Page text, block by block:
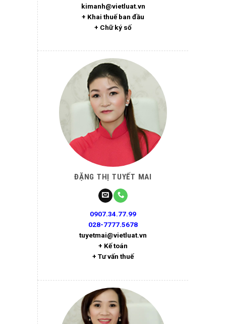
kimanh@vietluat.vn
+ Khai thuế ban đầu
+ Chữ ký số
ĐẶNG THỊ TUYẾT MAI
0907.34.77.99
028-7777.5678
tuyetmai@vietluat.vn
+ Kế toán
+ Tư vấn thuế